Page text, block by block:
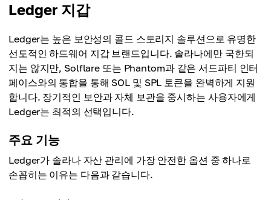
Ledger 지갑
Ledger는 높은 보안성의 콜드 스토리지 솔루션으로 유명한
선도적인 하드웨어 지갑 브랜드입니다. 솔라나에만 국한되
지는 않지만, Solflare 또는 Phantom과 같은 서드파티 인터
페이스와의 통합을 통해 SOL 및 SPL 토큰을 완벽하게 지원
합니다. 장기적인 보안과 자체 보관을 중시하는 사용자에게
Ledger는 최적의 선택입니다.
주요 기능
Ledger가 솔라나 자산 관리에 가장 안전한 옵션 중 하나로
손꼽히는 이유는 다음과 같습니다.